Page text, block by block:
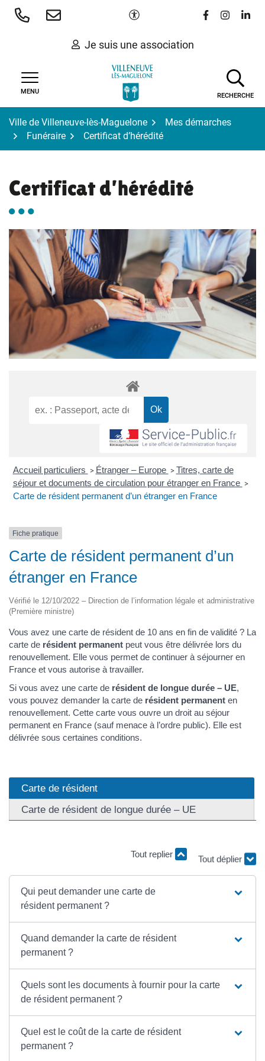
Aller
Paramètres d'accessibilité
Lien vers le
Lien vers
Lien
Je suis une association
MENU
RECHERCHE
Ville de Villeneuve-lès-Maguelone
Mes démarches
Funéraire
Certificat d’hérédité
Certificat d’hérédité
Accueil particuliers > Étranger – Europe > Titres, carte de
séjour et documents de circulation pour étranger en France >
Carte de résident permanent d’un étranger en France
Fiche pratique
Carte de résident permanent d’un
étranger en France
Vérifié le 12/10/2022 – Direction de l’information légale et administrative
(Première ministre)
Vous avez une carte de résident de 10 ans en fin de validité ? La
carte de résident permanent peut vous être délivrée lors du
renouvellement. Elle vous permet de continuer à séjourner en
France et vous autorise à travailler.
Si vous avez une carte de résident de longue durée – UE,
vous pouvez demander la carte de résident permanent en
renouvellement. Cette carte vous ouvre un droit au séjour
permanent en France (sauf menace à l’ordre public). Elle est
délivrée sous certaines conditions.
Carte de résident
Carte de résident de longue durée – UE
Tout replier
Tout déplier
Qui peut demander une carte de
résident permanent ?
Quand demander la carte de résident
permanent ?
Quels sont les documents à fournir pour la carte
de résident permanent ?
Quel est le coût de la carte de résident
permanent ?